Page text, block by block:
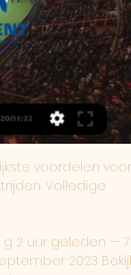
- voetbalCercle Brugge - UnionJupiler Pro Leaguetv: - site/app:16:00sporza. be volg live radio:13:00radio 1 luister livevoetbalKRC Genk - STVVJupiler Pro Leaguetv: - site/app:13:30sporza. 

(LIVE SPORT!!) Zorja Gent kijken live 21 september 2023 [[[S 19 uur geleden — (LIVE SPORT!!) Zorja Gent kijken live 21 september 2023 [[[SPORT-TV@@@]>>]] Gent Pogoń Szczecin kijken - Prevo(((streamen))) Gent Pogoń ...

be volg live radio:18:30radio 1 luister livevoetbalEuropees voetbalmagazine tv:23:00vrt canvassite/app: - radio: - vr 22/09voetbalEuropees voetbalmagazine herhaling tv:19:05vrt canvassite/app: - radio: - voetbalBelgië - NederlandUEFA Nations League (v)tv:20:20ketnetsite/app:20:30sporza. be kijk live play smallradio: - voetbalStandard - WesterloJupiler Pro Leaguetv: - site/app:20:45sporza. be volg live radio: - za 23/09wielrennenWegrit elite vrouwenEK wielrennentv:14:30vrt 1site/app:13:45sporza. Ook daarin trok Maccabi de lijn vlotjes door: Ashdod ging met 4-1 voor de bijl, waardoor het nu de koppositie bekleedt, al is dat uiteraard zeer voorbarig. De kern bestaat hoofdzakelijk uit Israëli’s, met Derrick Luckassen (ex-Anderlecht) als één van de weinige vreemde eenden in de bijt. Spits Eran Zahavi is de grootste naam. For example, if the team drawn has all group options from A to H available, it will be automatically allocated to Group A. 

(VOETBAL) Zorja Gent kijken streaming 21 september 2023 12 uur geleden — (VOETBAL) Zorja Gent kijken streaming 21 september 2023 Home | KAA Gent Website KAA Gent loot MACCABI TEL AVIV, ZORYA LUHANSK en BREIDABLIK ...

Daarin betwistte het, net als Gent overigens, drie voorrondes. Toegegeven, de tegenstand baarde weinig opzien, maar toch verloor het er geen enkele keer. De nationale competitie trok zich afgelopen weekend weer op gang. A maximum of two clubs per group will therefore have venues that are exposed to severe winter conditions and/or cannot guarantee facilities fit for use in severe weather conditions. Draw explanationsFor the group stage draw, the 32 clubs are seeded in four pots of eight teams, in accordance with the club coefficient rankings established at the beginning of the season. The first pot comprises the top eight clubs in the club coefficient rankings, the second pot the next eight clubs in the rankings, and so on for groups 3 and 4. 

[SPORT-TV] Zorja Gent kijken live 21 september 2023 11 uur geleden — [SPORT-TV] Zorja Gent kijken live 21 september 2023 Gent 14:30 AZ Shakhtar Donetsk Katwijk Jong AZ Ille